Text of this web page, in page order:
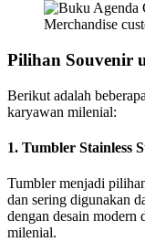
Merchandise
Pilihan Souvenir
Berikut adalah
karyawan milenial:
1. Tumbler Stainless
Tumbler menjadi
dan sering digunakan
dengan desain modern
milenial.